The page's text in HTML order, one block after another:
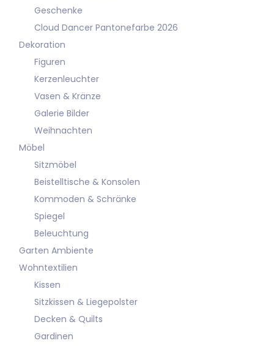
Geschenke
Cloud Dancer Pantonefarbe 2026
Dekoration
Figuren
Kerzenleuchter
Vasen & Kränze
Galerie Bilder
Weihnachten
Möbel
Sitzmöbel
Beistelltische & Konsolen
Kommoden & Schränke
Spiegel
Beleuchtung
Garten Ambiente
Wohntextilien
Kissen
Sitzkissen & Liegepolster
Decken & Quilts
Gardinen